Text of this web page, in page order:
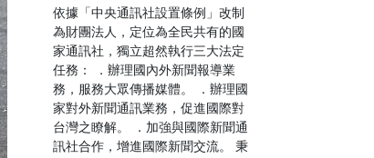
依據「中央通訊社設置條例」改制
為財團法人，定位為全民共有的國
家通訊社，獨立超然執行三大法定
任務： ．辦理國內外新聞報導業
務，服務大眾傳播媒體。 ．辦理國
家對外新聞通訊業務，促進國際對
台灣之瞭解。 ．加強與國際新聞通
訊社合作，增進國際新聞交流。 秉